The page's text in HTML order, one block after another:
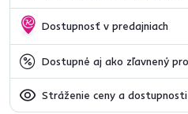
Dostupnosť v predajniach
Dostupné aj ako zľavnený
Stráženie ceny a dostupnosti